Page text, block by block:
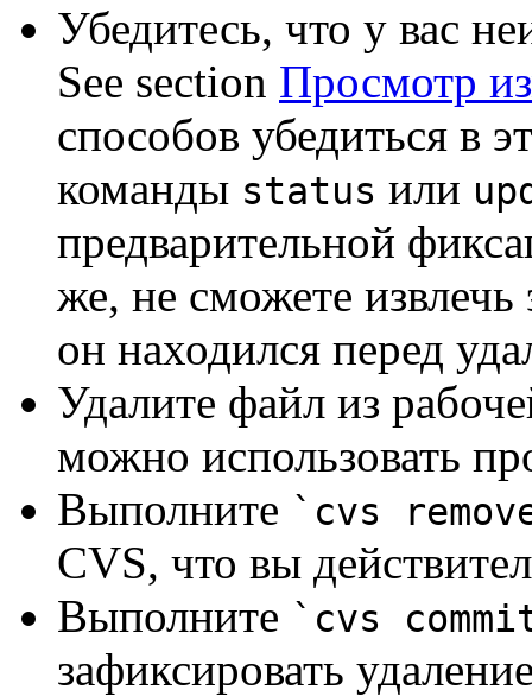
Убедитесь, что у вас
See section Просмотр
способов убедиться в
команды status или
предварительной
же, не сможете
он находился перед
Удалите файл из
можно использовать
Выполните `cvs
CVS, что вы
Выполните `cvs
зафиксировать